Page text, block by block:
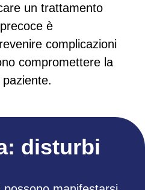
un trattamento
è
complicazioni
compromettere la
disturbi